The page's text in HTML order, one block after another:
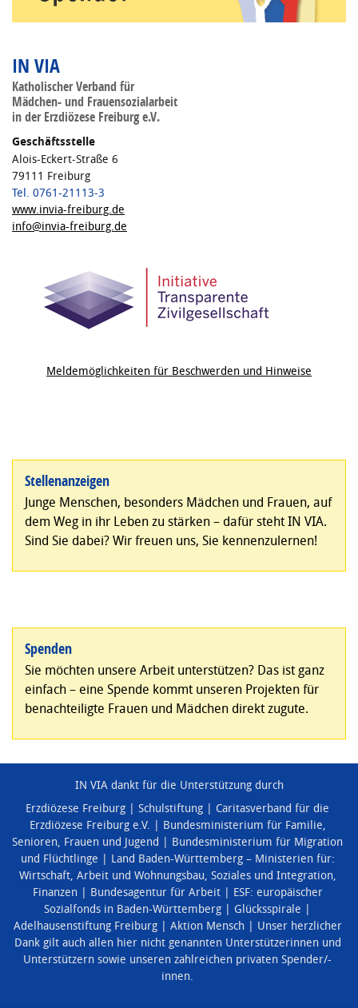
IN VIA
Katholischer Verband für
Mädchen- und Frauensozialarbeit
in der Erzdiözese Freiburg e.V.
Geschäftsstelle
Alois-Eckert-Straße 6
79111 Freiburg
Tel. 0761-21113-3
www.invia-freiburg.de
info@invia-freiburg.de
Meldemöglichkeiten für Beschwerden und Hinweise
Stellenanzeigen
Junge Menschen, besonders Mädchen und Frauen, auf
dem Weg in ihr Leben zu stärken – dafür steht IN VIA.
Sind Sie dabei? Wir freuen uns, Sie kennenzulernen!
Spenden
Sie möchten unsere Arbeit unterstützen? Das ist ganz
einfach – eine Spende kommt unseren Projekten für
benachteiligte Frauen und Mädchen direkt zugute.
IN VIA dankt für die Unterstützung durch
Erzdiözese Freiburg
Schulstiftung
Caritasverband für die
Erzdiözese Freiburg e.V.
Bundesministerium für Familie,
Senioren, Frauen und Jugend
Bundesministerium für Migration
und Flüchtlinge
Land Baden-Württemberg – Ministerien für:
Wirtschaft, Arbeit und Wohnungsbau, Soziales und Integration,
Finanzen
Bundesagentur für Arbeit
ESF: europäischer
Sozialfonds in Baden-Württemberg
Glücksspirale
Adelhausenstiftung Freiburg
Aktion Mensch
Unser herzlicher
Dank gilt auch allen hier nicht genannten Unterstützerinnen und
Unterstützern sowie unseren zahlreichen privaten Spender/-
innen.